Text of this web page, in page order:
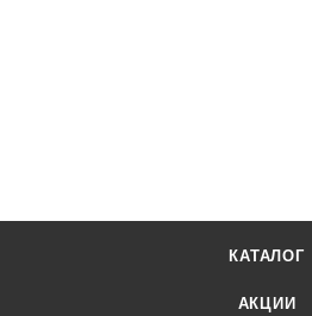
КАТАЛОГ
АКЦИИ